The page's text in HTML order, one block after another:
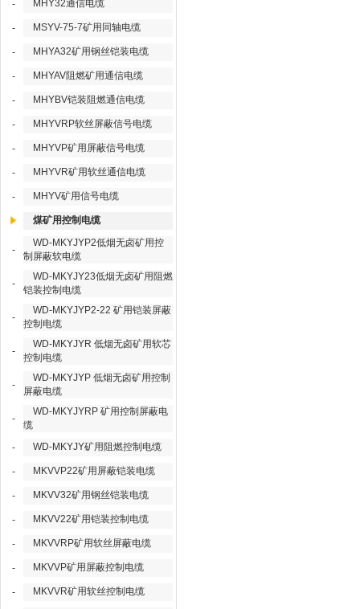
- MHY32通信电缆
- MSYV-75-7矿用同轴电缆
- MHYA32矿用钢丝铠装电缆
- MHYAV阻燃矿用通信电缆
- MHYBV铠装阻燃通信电缆
- MHYVRP软丝屏蔽信号电缆
- MHYVP矿用屏蔽信号电缆
- MHYVR矿用软丝通信电缆
- MHYV矿用信号电缆
煤矿用控制电缆
-
WD-MKYJYP2低烟无卤矿用控
制屏蔽软电缆
-
WD-MKYJY23低烟无卤矿用阻燃
铠装控制电缆
-
WD-MKYJYP2-22 矿用铠装屏蔽
控制电缆
-
WD-MKYJYR 低烟无卤矿用软芯
控制电缆
-
WD-MKYJYP 低烟无卤矿用控制
屏蔽电缆
-
WD-MKYJYRP 矿用控制屏蔽电
缆
-
WD-MKYJY矿用阻燃控制电缆
- MKVVP22矿用屏蔽铠装电缆
- MKVV32矿用钢丝铠装电缆
- MKVV22矿用铠装控制电缆
- MKVVRP矿用软丝屏蔽电缆
- MKVVP矿用屏蔽控制电缆
- MKVVR矿用软丝控制电缆